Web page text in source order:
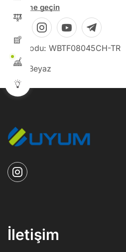
İletişime geçin
Stok Kodu: WBTF08045CH-TR
Renk: Beyaz
İletişim